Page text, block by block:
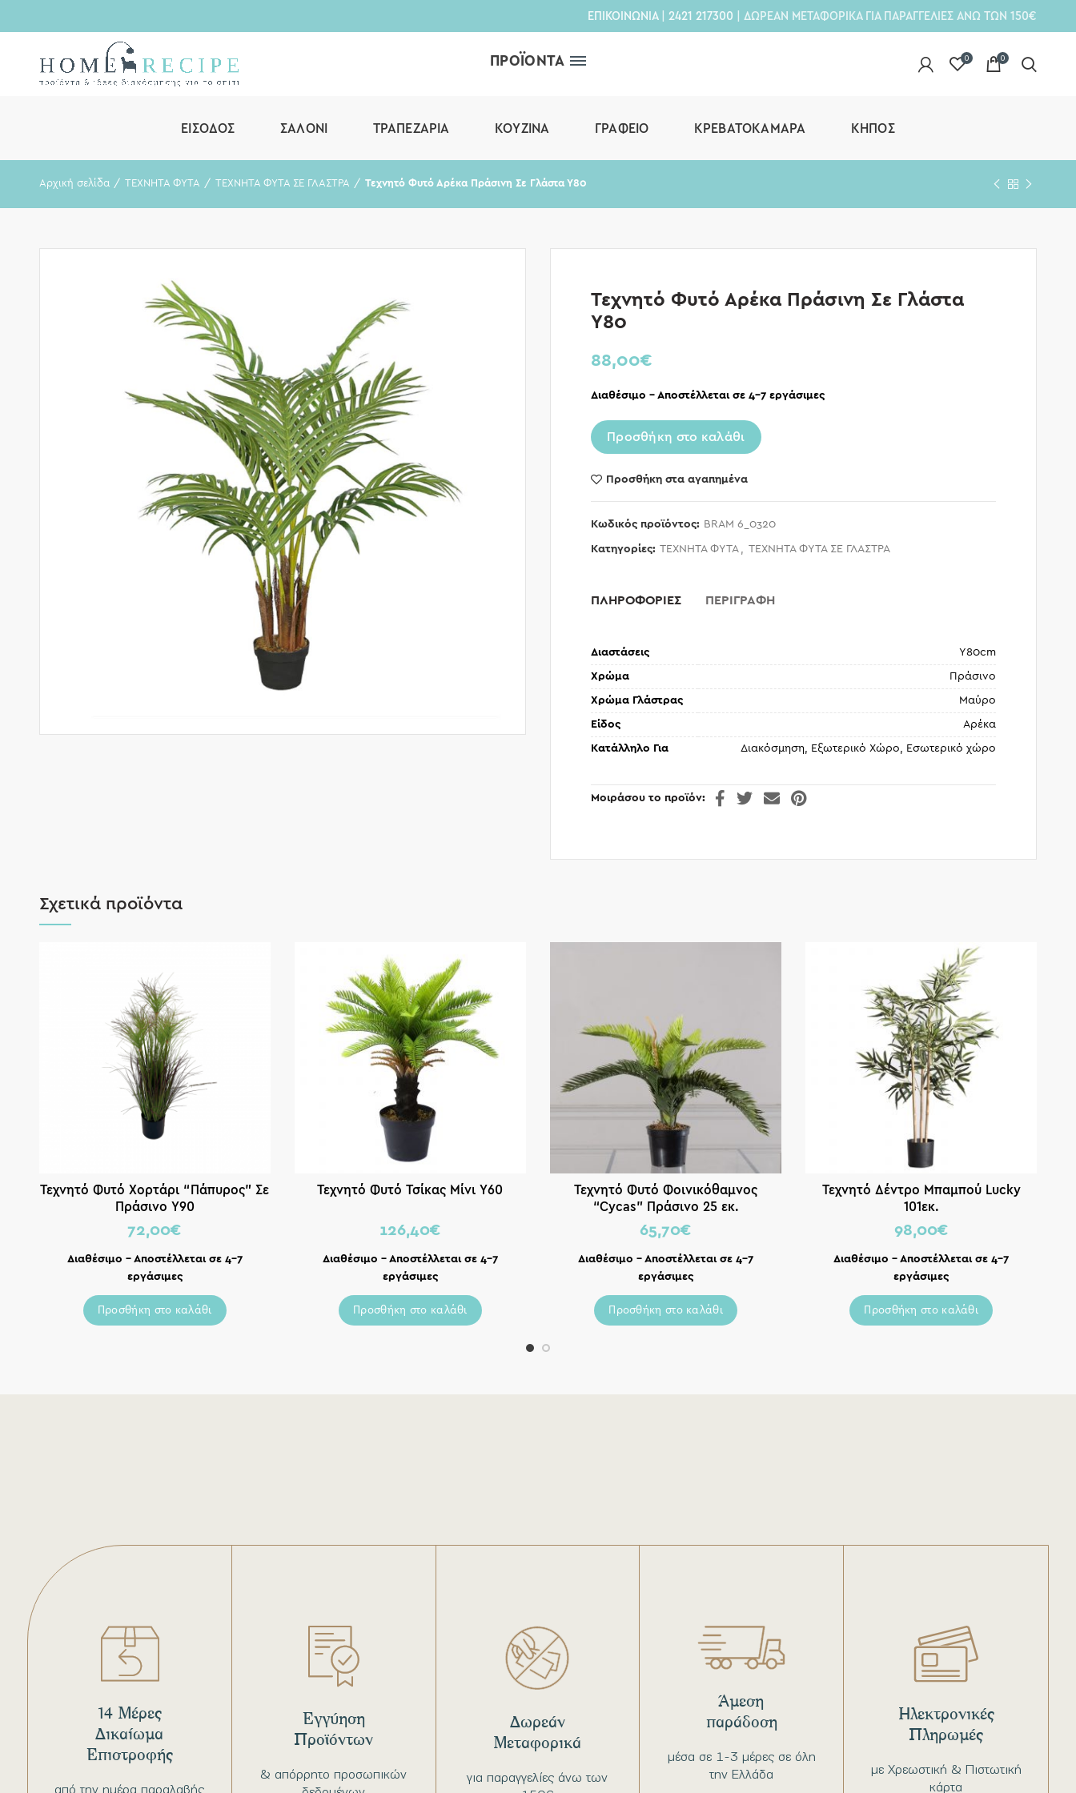
ΕΠΙΚΟΙΝΩΝΙΑ| 2421 217300 | ΔΩΡΕΑΝ ΜΕΤΑΦΟΡΙΚΑ ΓΙΑ ΠΑΡΑΓΓΕΛΙΕΣ ΑΝΩ ΤΩΝ 150€
ΠΡΟΪΟΝΤΑ 0 0
ΕΊΣΟΔΟΣ ΣΑΛΌΝΙ ΤΡΑΠΕΖΑΡΊΑ ΚΟΥΖΊΝΑ ΓΡΑΦΕΊΟ ΚΡΕΒΑΤΟΚΆΜΑΡΑ ΚΉΠΟΣ
Αρχική σελίδα ΤΕΧΝΗΤΑ ΦΥΤΑ ΤΕΧΝΗΤΑ ΦΥΤΑ ΣΕ ΓΛΑΣΤΡΑ Τεχνητό Φυτό Αρέκα Πράσινη Σε Γλάστα Υ80
Τεχνητό Φυτό Αρέκα Πράσινη Σε Γλάστα
Υ80
88,00€
Διαθέσιμο – Αποστέλλεται σε 4-7 εργάσιμες
Προσθήκη στο καλάθι
Προσθήκη στα αγαπημένα
Κωδικός προϊόντος: BRAM 6_0320
Κατηγορίες: ΤΕΧΝΗΤΑ ΦΥΤΑ , ΤΕΧΝΗΤΑ ΦΥΤΑ ΣΕ ΓΛΑΣΤΡΑ
ΠΛΗΡΟΦΟΡΙΕΣ ΠΕΡΙΓΡΑΦΉ
Διαστάσεις Υ80cm
Χρώμα Πράσινο
Χρώμα Γλάστρας Μαύρο
Είδος Αρέκα
Κατάλληλο Για Διακόσμηση, Εξωτερικό Χώρο, Εσωτερικό χώρο
Μοιράσου το προϊόν
Σχετικά προϊόντα
Τεχνητό Φυτό Χορτάρι “Πάπυρος” Σε
Πράσινο Υ90
72,00€
Διαθέσιμο – Αποστέλλεται σε 4-7
εργάσιμες
Προσθήκη στο καλάθι
Τεχνητό Φυτό Τσίκας Μίνι Υ60
126,40€
Διαθέσιμο – Αποστέλλεται σε 4-7
εργάσιμες
Προσθήκη στο καλάθι
Τεχνητό Φυτό Φοινικόθαμνος
“Cycas” Πράσινο 25 εκ.
65,70€
Διαθέσιμο – Αποστέλλεται σε 4-7
εργάσιμες
Προσθήκη στο καλάθι
Τεχνητό Δέντρο Μπαμπού Lucky
101εκ.
98,00€
Διαθέσιμο – Αποστέλλεται σε 4-7
εργάσιμες
Προσθήκη στο καλάθι
από την ημέρα παραλαβής
14 Μέρες
Δικαίωμα
Επιστροφής
& απόρρητο προσωπικών
Εγγύηση
Προϊόντων
για παραγγελίες άνω των
Δωρεάν
Μεταφορικά
μέσα σε 1-3 μέρες σε όλη
την Ελλάδα
Άμεση
παράδοση
με Χρεωστική & Πιστωτική
κάρτα
Ηλεκτρονικές
Πληρωμές